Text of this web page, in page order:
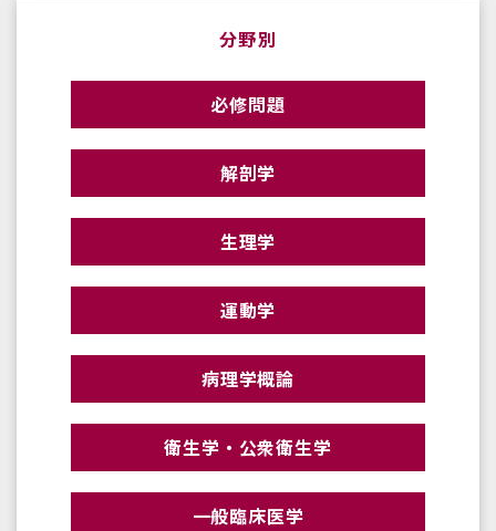
分野別
必修問題
解剖学
生理学
運動学
病理学概論
衛生学・公衆衛生学
一般臨床医学